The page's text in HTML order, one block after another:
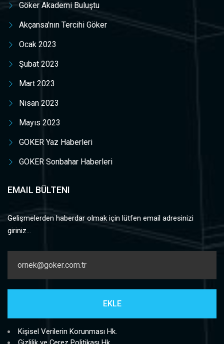
Göker Akademi Buluştu
Akçansa'nın Tercihi Göker
Ocak 2023
Şubat 2023
Mart 2023
Nisan 2023
Mayıs 2023
GOKER Yaz Haberleri
GOKER Sonbahar Haberleri
EMAIL BÜLTENI
Gelişmelerden haberdar olmak için lütfen email adresinizi
giriniz...
Kişisel Verilerin Korunması Hk.